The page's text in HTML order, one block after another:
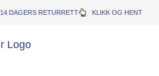
14 DAGERS RETURRETT KLIKK OG HENT